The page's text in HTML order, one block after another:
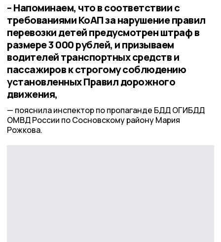
– Напоминаем, что в соответствии с
требованиями КоАП за нарушение правил
перевозки детей предусмотрен штраф в
размере 3 000 рублей, и призываем
водителей транспортных средств и
пассажиров к строгому соблюдению
установленных Правил дорожного
движения,
пояснила инспектор по пропаганде БДД ОГИБДД
ОМВД России по Сосновскому району Мария
Рожкова.